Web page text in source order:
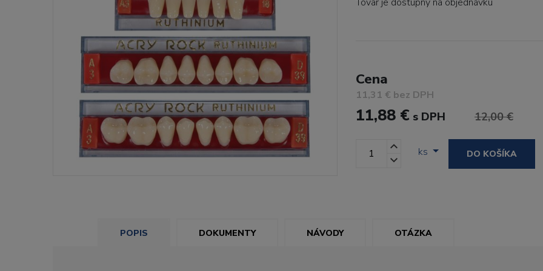
Cena
11,31 € bez DPH
11,88 € s DPH 12,00 €
ks DO KOŠÍKA
POPIS DOKUMENTY NÁVODY OTÁZKA